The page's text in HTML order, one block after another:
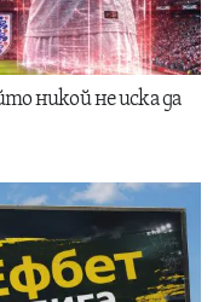
никой не иска да